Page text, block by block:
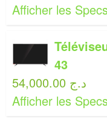
Afficher les
43
54,000.00 د.ج
Afficher les